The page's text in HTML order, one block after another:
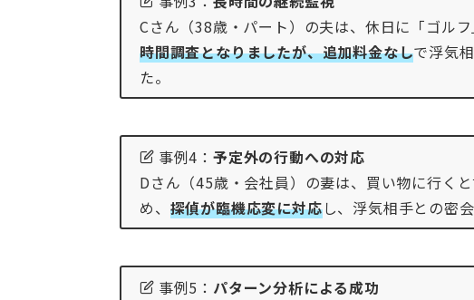
Cさん（38歳・パート）の夫は、休日に「ゴル
時間調査となりましたが、追加料金なしで浮気
た。
事例4：予定外の行動への対応
Dさん（45歳・会社員）の妻は、買い物に行く
め、 探偵が臨機応変に対応し、浮気相手との密
事例5： パターン分析による成功